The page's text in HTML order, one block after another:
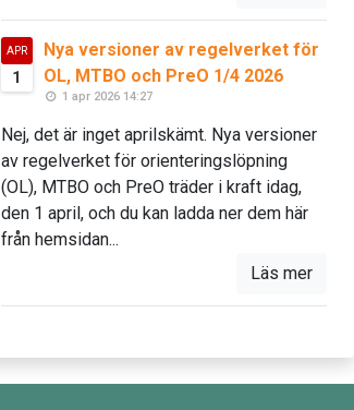
APR
1
Nya versioner av regelverket för
OL, MTBO och PreO 1/4 2026
1 apr 2026 14:27
Nej, det är inget aprilskämt. Nya versioner
av regelverket för orienteringslöpning
(OL), MTBO och PreO träder i kraft idag,
den 1 april, och du kan ladda ner dem här
från hemsidan...
Läs mer